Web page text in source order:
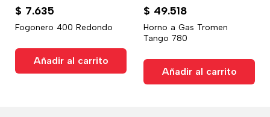
$ 7.635
Fogonero 400 Redondo
Añadir al carrito
$ 49.518
Horno a Gas Tromen
Tango 780
Añadir al carrito